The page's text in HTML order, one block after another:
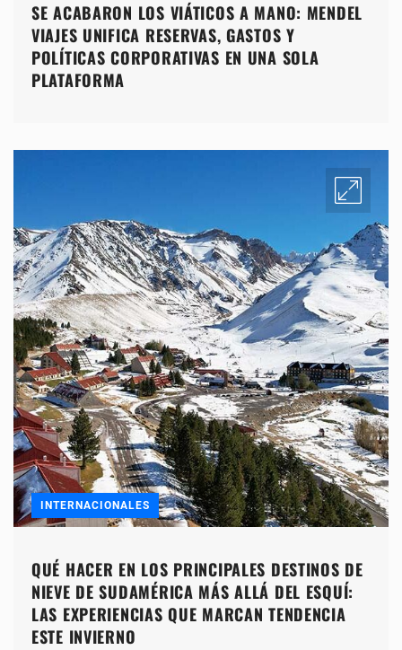
SE ACABARON LOS VIÁTICOS A MANO: MENDEL
VIAJES UNIFICA RESERVAS, GASTOS Y
POLÍTICAS CORPORATIVAS EN UNA SOLA
PLATAFORMA
INTERNACIONALES
QUÉ HACER EN LOS PRINCIPALES DESTINOS DE
NIEVE DE SUDAMÉRICA MÁS ALLÁ DEL ESQUÍ:
LAS EXPERIENCIAS QUE MARCAN TENDENCIA
ESTE INVIERNO